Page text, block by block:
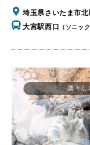
埼玉県さいたま市
大宮駅西口
（ソニッ
凛々し